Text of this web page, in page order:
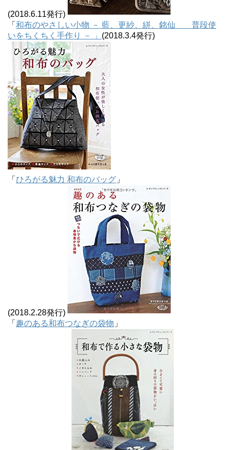
(2018.6.11発行)
「 和布のやさしい小物 － 藍、更紗、絣、銘仙 普段使
いをちくちく手作り － 」 (2018.3.4発行)
「 ひろがる魅力 和布のバッグ 」
(2018.2.28発行)
「 趣のある和布つなぎの袋物 」